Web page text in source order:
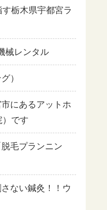
栃木県宇都宮ラ
械レンタル
）
にあるアットホ
）です
毛プランニン
ない鍼灸！！ウ